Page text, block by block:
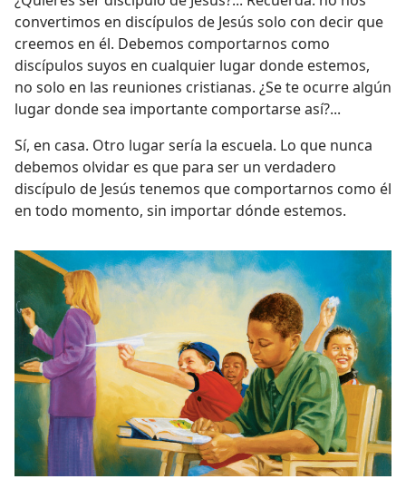
convertimos en discípulos de Jesús solo con decir que
creemos en él. Debemos comportarnos como
discípulos suyos en cualquier lugar donde estemos,
no solo en las reuniones cristianas. ¿Se te ocurre algún
lugar donde sea importante comportarse así?...
Sí, en casa. Otro lugar sería la escuela. Lo que nunca
debemos olvidar es que para ser un verdadero
discípulo de Jesús tenemos que comportarnos como él
en todo momento, sin importar dónde estemos.